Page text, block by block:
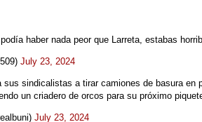
haber nada peor que Larreta, estabas
July 23, 2024
sus sindicalistas a tirar camiones de basura en
un criadero de orcos para su próximo
July 23, 2024